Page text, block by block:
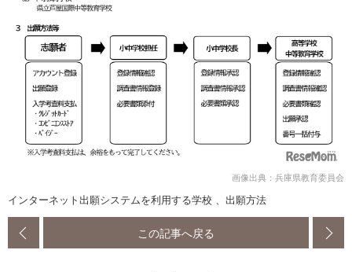
画像出典：兵庫県教育委員会
インターネット出願システムを利用する学校 、出願方法
この記事へ戻る